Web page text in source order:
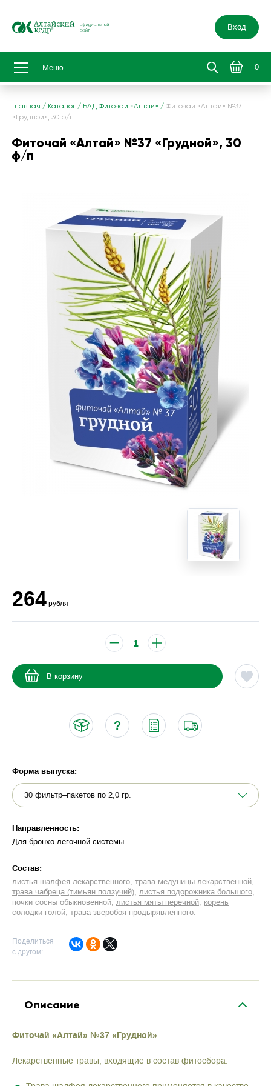
Вход
Меню 0
Главная / Каталог / БАД Фиточай «Алтай» / Фиточай «Алтай» №37
«Грудной», 30 ф/п
Фиточай «Алтай» №37 «Грудной», 30
ф/п
264 рубля
В корзину
Форма выпуска:
Направленность:
Для бронхо-легочной системы
Cостав:
листья шалфея лекарственного трава медуницы лекарственной
трава чабреца (тимьян ползучий) листья подорожника большого
почки сосны обыкновенной листья мяты перечной корень
солодки голой трава зверобоя продырявленного
Поделиться
с другом:
Описание
Фиточай «Алтай» №37 «Грудной»
Лекарственные травы, входящие в состав фитосбора: